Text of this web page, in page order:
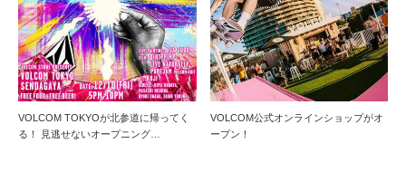
VOLCOM TOKYOが北参道に帰ってく
る！ 見逃せないオープニング…
VOLCOM公式オンラインショップがオ
ープン！